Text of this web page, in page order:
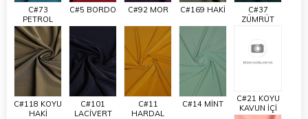
C#73
PETROL
C#5 BORDO C#92 MOR C#169 HAKİ
C#37
ZÜMRÜT
C#118 KOYU
HAKİ
C#101
LACİVERT
C#11
HARDAL
C#14 MİNT
C#21 KOYU
KAVUN İÇİ